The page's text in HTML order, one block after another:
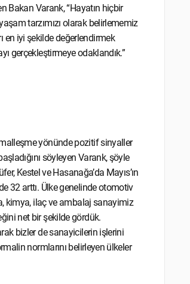
Bakan Varank, “Hayatın hiçbir
tarzımızı olarak belirlememiz
en iyi şekilde değerlendirmek
gerçekleştirmeye odaklandık.”
yönünde pozitif sinyaller
söyleyen Varank, şöyle
Kestel ve Hasanağa’da Mayıs’ın
32 arttı. Ülke genelinde otomotiv
kimya, ilaç ve ambalaj sanayimiz
net bir şekilde gördük.
bizler de sanayicilerin işlerini
normlarını belirleyen ülkeler